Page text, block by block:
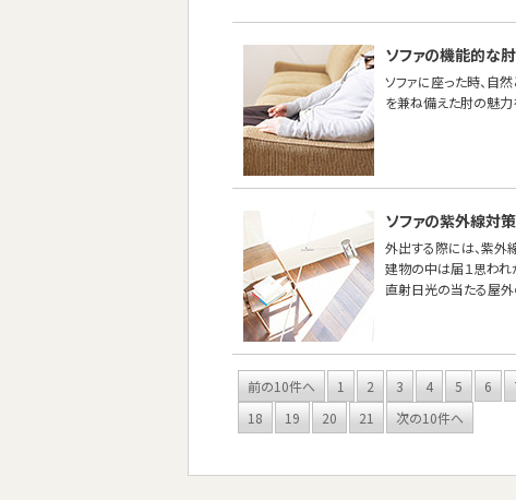
ソファの機能的な肘
ソファに座った時、自
を兼ね備えた肘の魅
ソファの紫外線対策
外出する際には、紫外
建物の中は届１思われ
直射日光の当たる屋
前の10件へ 1 2 3 4 5 6
18
19 20 21 次の10件へ